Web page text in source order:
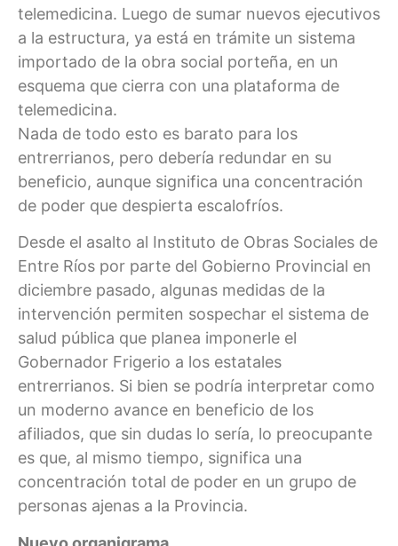
telemedicina. Luego de sumar nuevos ejecutivos
a la estructura, ya está en trámite un sistema
importado de la obra social porteña, en un
esquema que cierra con una plataforma de
telemedicina.
Nada de todo esto es barato para los
entrerrianos, pero debería redundar en su
beneficio, aunque significa una concentración
de poder que despierta escalofríos.
Desde el asalto al Instituto de Obras Sociales de
Entre Ríos por parte del Gobierno Provincial en
diciembre pasado, algunas medidas de la
intervención permiten sospechar el sistema de
salud pública que planea imponerle el
Gobernador Frigerio a los estatales
entrerrianos. Si bien se podría interpretar como
un moderno avance en beneficio de los
afiliados, que sin dudas lo sería, lo preocupante
es que, al mismo tiempo, significa una
concentración total de poder en un grupo de
personas ajenas a la Provincia.